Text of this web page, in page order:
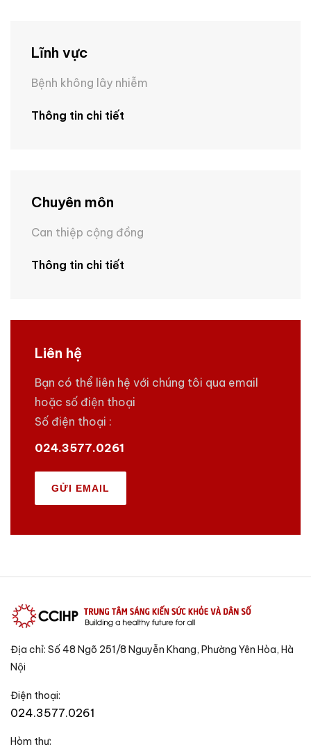
Lĩnh vực
Bệnh không lây nhiễm
Thông tin chi tiết
Chuyên môn
Can thiệp cộng đồng
Thông tin chi tiết
Liên hệ
Bạn có thể liên hệ với chúng tôi qua email
hoặc số điện thoại
Số điện thoại :
024.3577.0261
GỬI EMAIL
Địa chỉ: Số 48 Ngõ 251/8 Nguyễn Khang, Phường Yên Hòa, Hà
Nội
Điện thoại:
024.3577.0261
Hòm thư: